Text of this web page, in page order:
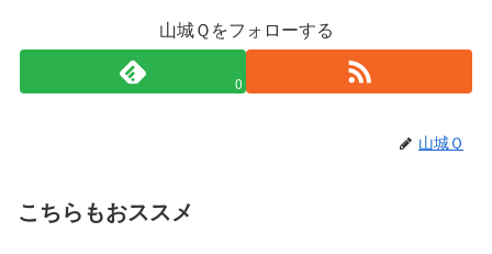
山城Ｑをフォローする
0
山城Ｑ
こちらもおススメ